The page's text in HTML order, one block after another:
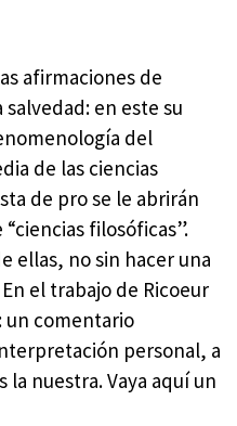
afirmaciones de
en este su
del
de las ciencias
de pro se le abrirán
filosóficas”.
ellas, no sin hacer una
el trabajo de Ricoeur
un comentario
personal, a
la nuestra. Vaya aquí un